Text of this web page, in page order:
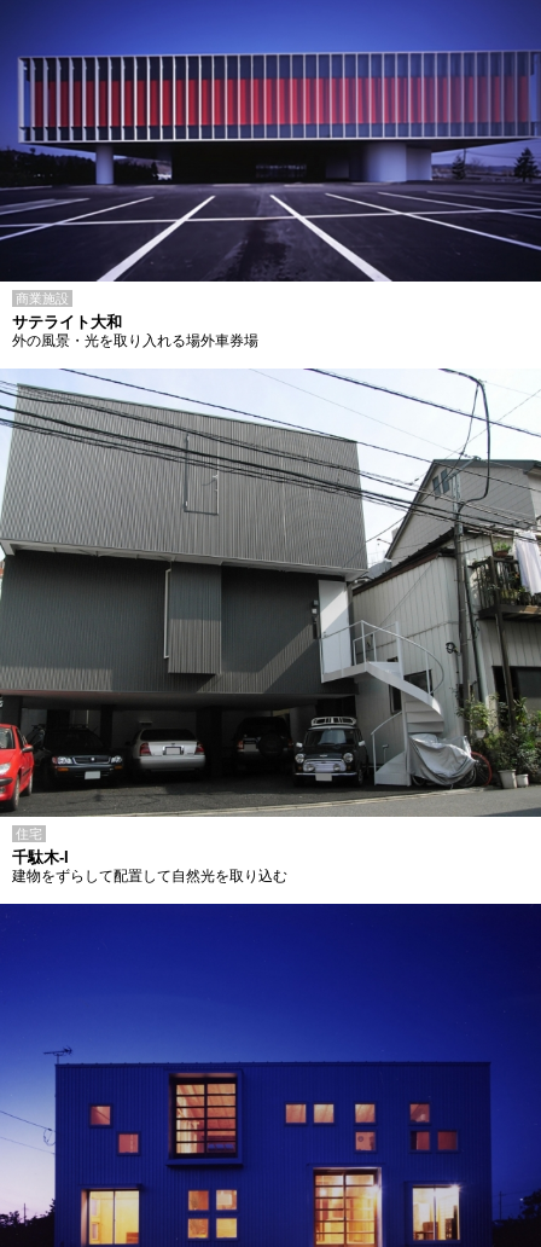
商業施設
サテライト大和
外の風景・光を取り入れる場外車券場
住宅
千駄木-I
建物をずらして配置して自然光を取り込む